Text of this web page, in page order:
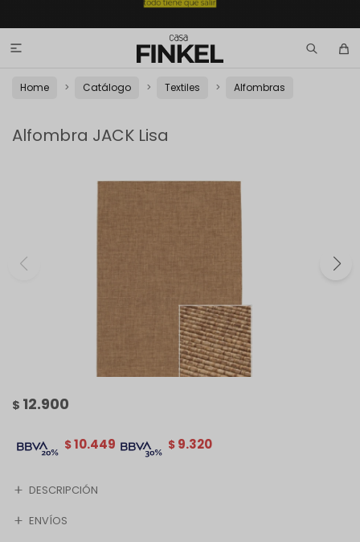

Home Catálogo Textiles Alfombras
Alfombra JACK Lisa
$ 12.900
$ 9.320
$10.449
DESCRIPCIÓN
ENVÍOS